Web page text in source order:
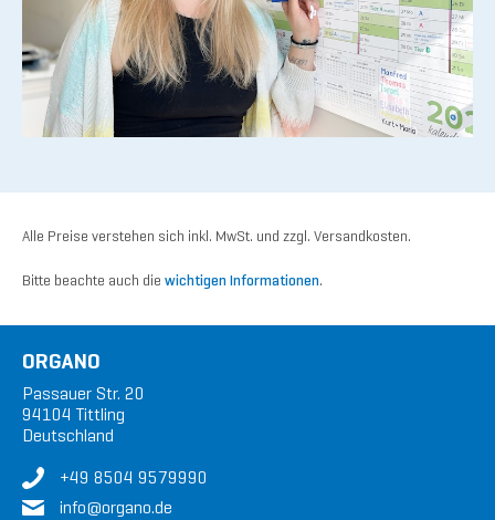
Alle Preise verstehen sich inkl. MwSt. und zzgl. Versandkosten.
Bitte beachte auch die wichtigen Informationen.
ORGANO
Passauer Str. 20
94104 Tittling
Deutschland
+49 8504 9579990
info@organo.de